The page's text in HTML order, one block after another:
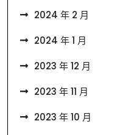
2024 年 2 月
2024 年 1 月
2023 年 12 月
2023 年 11 月
2023 年 10 月